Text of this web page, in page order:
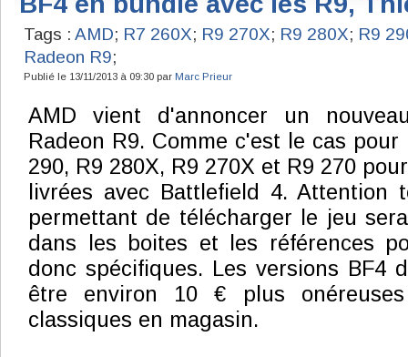
Tags : AMD; R7 260X; R9 270X; R9 280X; R9
Radeon R9;
Publié le 13/11/2013 à 09:30 par Marc Prieur
AMD vient d'annoncer un
Radeon R9. Comme c'est le cas
290, R9 280X, R9 270X et R9 270
livrées avec Battlefield 4. Attention
permettant de télécharger le jeu
dans les boites et les références
donc spécifiques. Les versions BF4
être environ 10 € plus
classiques en magasin.